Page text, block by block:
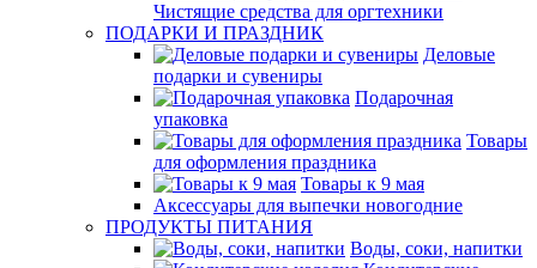
Чистящие средства для оргтехники
ПОДАРКИ И ПРАЗДНИК
Деловые
подарки и сувениры
Подарочная
упаковка
Товары
для оформления праздника
Товары к 9 мая
Аксессуары для выпечки новогодние
ПРОДУКТЫ ПИТАНИЯ
Воды, соки, напитки